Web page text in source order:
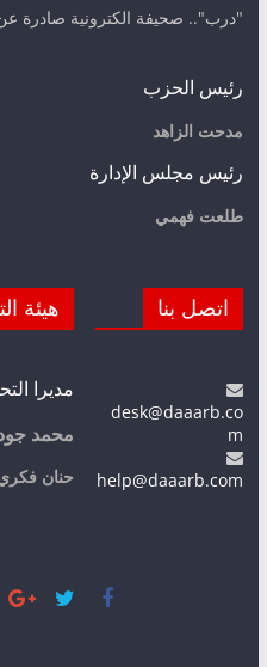
"درب".. صحيفة الكترونية صادرة
رئيس الحزب
مدحت الزاهد
رئيس مجلس الإدارة
طلعت فهمي
اتصل بنا
desk@daaarb.co
m
help@daaarb.com
هيئة
مديرا
محمد
حنان